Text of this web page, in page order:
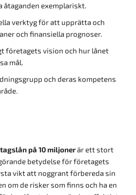
åtaganden exemplariskt.
verktyg för att upprätta och
och finansiella prognoser.
företagets vision och hur lånet
mål.
och deras kompetens
på 10 miljonerär ett stort
betydelse för företagets
vikt att noggrant förbereda sin
om de risker som finns och ha en